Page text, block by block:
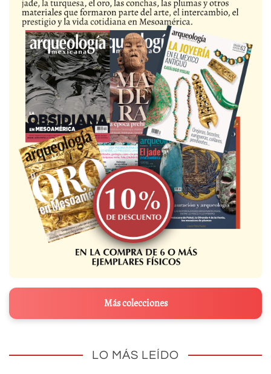
Más colecciones
LO MÁS LEÍDO